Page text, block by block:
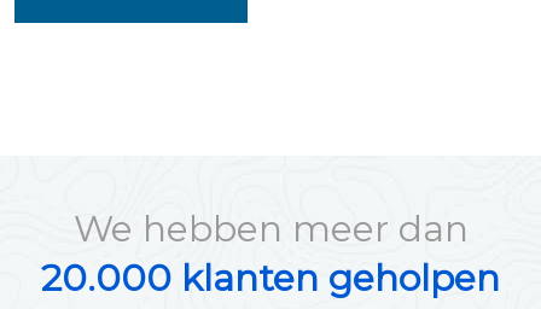
We hebben meer dan
20.000 klanten geholpen